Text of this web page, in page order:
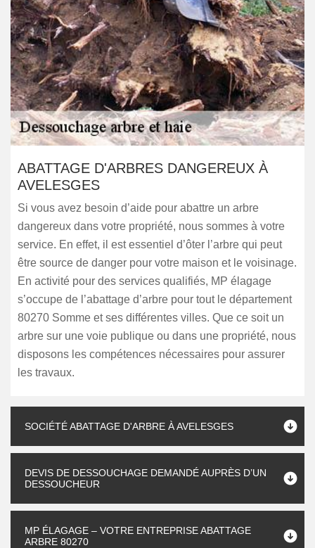
ABATTAGE D'ARBRES DANGEREUX À
AVELESGES
Si vous avez besoin d’aide pour abattre un arbre
dangereux dans votre propriété, nous sommes à votre
service. En effet, il est essentiel d’ôter l’arbre qui peut
être source de danger pour votre maison et le voisinage.
En activité pour des services qualifiés, MP élagage
s’occupe de l’abattage d’arbre pour tout le département
80270 Somme et ses différentes villes. Que ce soit un
arbre sur une voie publique ou dans une propriété, nous
disposons les compétences nécessaires pour assurer
les travaux.
SOCIÉTÉ ABATTAGE D'ARBRE À AVELESGES
DEVIS DE DESSOUCHAGE DEMANDÉ AUPRÈS D’UN
DESSOUCHEUR
MP ÉLAGAGE – VOTRE ENTREPRISE ABATTAGE
ARBRE 80270